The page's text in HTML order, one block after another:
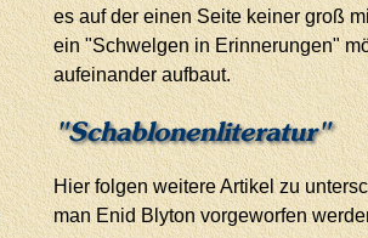
es auf der einen Seite keiner groß
ein "Schwelgen in Erinnerungen"
aufeinander aufbaut.
"Schablonenliteratur"
Hier folgen weitere Artikel zu
man Enid Blyton vorgeworfen